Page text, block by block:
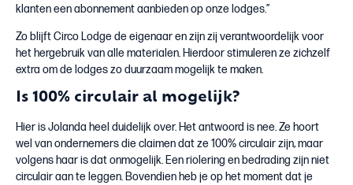
klanten een abonnement aanbieden op onze lodges.”
Zo blijft Circo Lodge de eigenaar en zijn zij verantwoordelijk voor
het hergebruik van alle materialen. Hierdoor stimuleren ze zichzelf
extra om de lodges zo duurzaam mogelijk te maken.
Is 100% circulair al mogelijk?
Hier is Jolanda heel duidelijk over. Het antwoord is nee. Ze hoort
wel van ondernemers die claimen dat ze 100% circulair zijn, maar
volgens haar is dat onmogelijk. Een riolering en bedrading zijn niet
circulair aan te leggen. Bovendien heb je op het moment dat je